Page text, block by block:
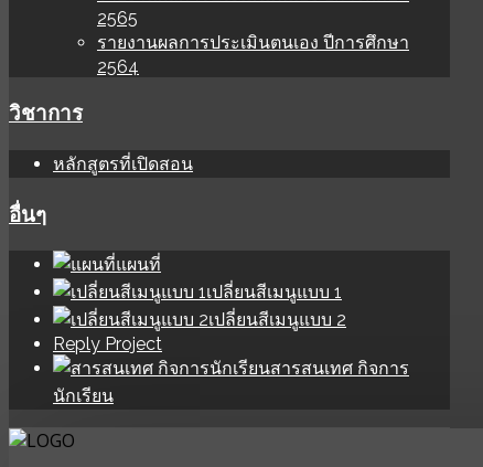
2565
รายงานผลการประเมินตนเอง ปีการศึกษา
2564
วิชาการ
หลักสูตรที่เปิดสอน
อื่นๆ
แผนที่
เปลี่ยนสีเมนูแบบ 1
เปลี่ยนสีเมนูแบบ 2
Reply Project
สารสนเทศ กิจการ
นักเรียน